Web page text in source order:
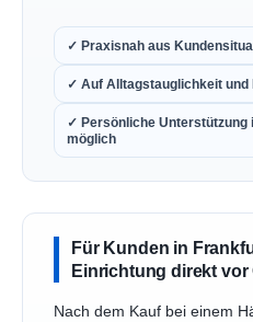
✓ Praxisnah aus
✓ Auf Alltagstauglichkeit
✓ Persönliche Unterstützung
möglich
Für Kunden in
Einrichtung direkt vor
Nach dem Kauf bei einem